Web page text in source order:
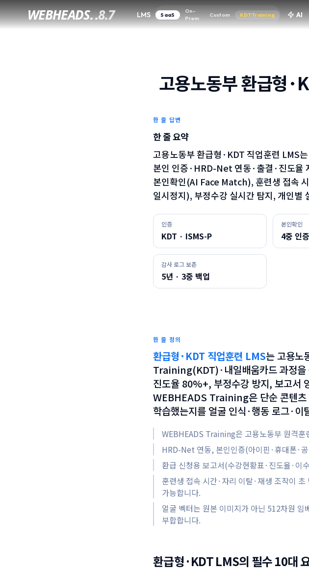
WEBHEADS..8.7 LMS SaaS
On-
Prem
Custom KDT·Training AI
WEBHEADS..8.7 LMS SaaS
On-
Prem
Custom KDT·Training AI
고용노동부 환급형
한 줄 답변
한 줄 요약
고용노동부 환급형·KDT 직업훈련 LMS
본인 인증·HRD-Net 연동·출결·진도율
본인확인(AI Face Match), 훈련생 접속
일시정지), 부정수강 실시간 탐지, 개인별
인증
KDT · ISMS-P
본인확인
4중 인증
감사 로그 보존
5년 · 3중 백업
한 줄 정의
환급형·KDT 직업훈련 LMS는고용노
Training(KDT)·내일배움카드 과정을
진도율 80%+, 부정수강 방지, 보고서
WEBHEADS Training은 단순 콘텐츠
학습했는지를 얼굴 인식·행동 로그·이
WEBHEADS Training은 고용노동부 원격
HRD-Net 연동, 본인인증(아이핀·휴대폰·
환급 신청용 보고서(수강현황표·진도율·이
훈련생 접속 시간·자리 이탈·재생 조작이
가능합니다.
얼굴 벡터는 원본 이미지가 아닌 512차원
부합합니다.
환급형·KDT LMS의 필수 10대